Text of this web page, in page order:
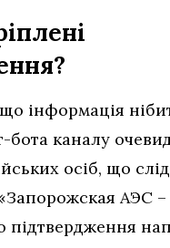
інформація
бота каналу
осіб, що
АЭС
підтвердження